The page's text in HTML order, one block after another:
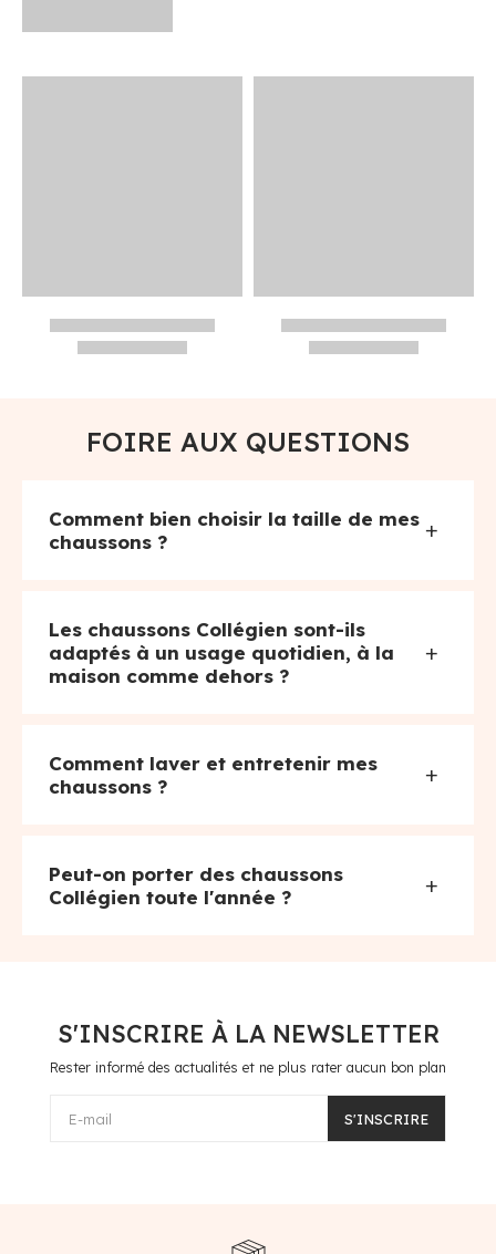
FOIRE AUX QUESTIONS
Comment bien choisir la taille de mes
chaussons ?
+
Les chaussons Collégien sont-ils
adaptés à un usage quotidien, à la
maison comme dehors ?
+
Comment laver et entretenir mes
chaussons ?
+
Peut-on porter des chaussons
Collégien toute l'année ?
+
S'INSCRIRE À LA NEWSLETTER
Rester informé des actualités et ne plus rater aucun bon plan
E-mail S'INSCRIRE